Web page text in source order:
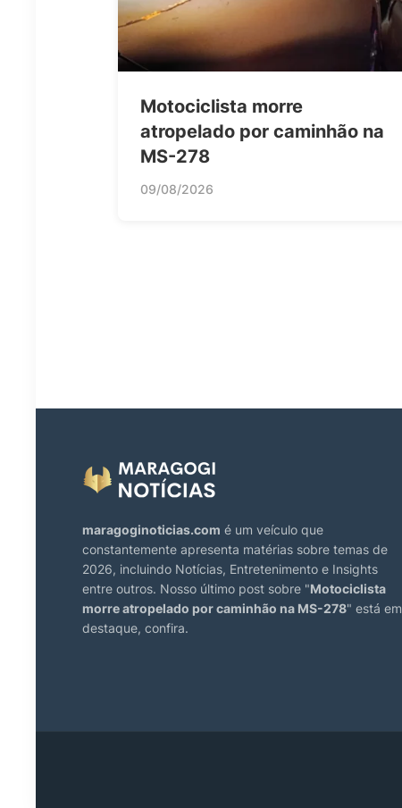
Motociclista morre
atropelado por caminhão na
MS-278
09/08/2026
maragoginoticias.com é um veículo que
constantemente apresenta matérias sobre temas de
2026, incluindo Notícias, Entretenimento e Insights
entre outros. Nosso último post sobre "Motociclista
morre atropelado por caminhão na MS-278" está em
destaque, confira.